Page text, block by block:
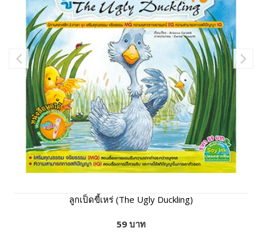
ลูกเป็ดขี้เหร่ (The Ugly Duckling)
59 บาท